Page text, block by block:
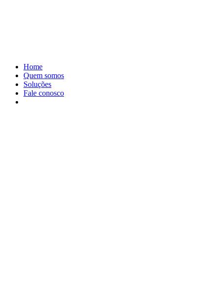
Home
Quem somos
Soluções
Fale conosco